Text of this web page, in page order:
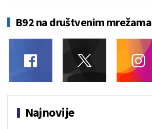
B92 na društvenim mrežama
Najnovije